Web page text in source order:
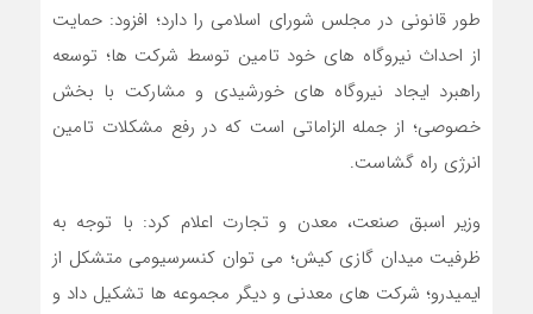
طور قانونی در مجلس شورای اسلامی را دارد؛ افزود: حمایت
از احداث نیروگاه های خود تامین توسط شرکت ها؛ توسعه
راهبرد ایجاد نیروگاه های خورشیدی و مشارکت با بخش
خصوصی؛ از جمله الزاماتی است که در رفع مشکلات تامین
انرژی راه گشاست.
وزیر اسبق صنعت، معدن و تجارت اعلام کرد: با توجه به
ظرفیت میدان گازی کیش؛ می توان کنسرسیومی متشکل از
ایمیدرو؛ شرکت های معدنی و دیگر مجموعه ها تشکیل داد و